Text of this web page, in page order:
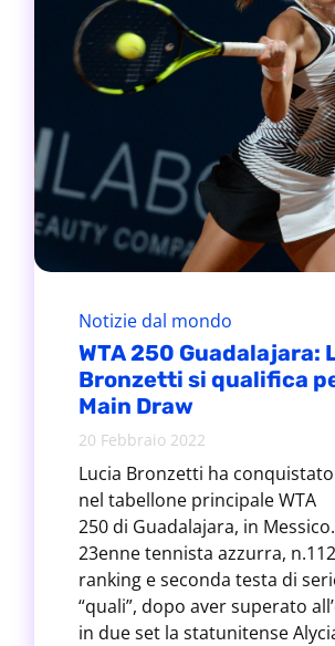
Notizie dal mondo
WTA 250 Guadalajara:
Bronzetti si qualifica
Main Draw
20 Febbraio 2022
Lucia Bronzetti ha
nel tabellone principale WTA
250 di Guadalajara, in
23enne tennista azzurra,
ranking e seconda testa di
“quali”, dopo aver superato
in due set la statunitense